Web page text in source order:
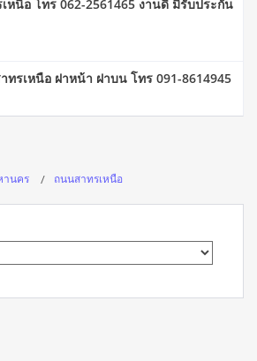
หนือ โทร 062-2561465 งานดี มีรับประกัน
ทรเหนือ ฝาหน้า ฝาบน โทร 091-8614945
านคร ถนนสาทรเหนือ